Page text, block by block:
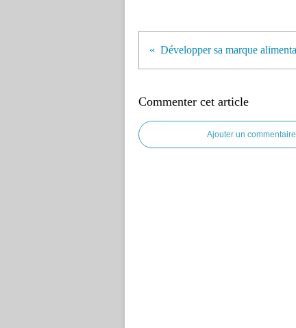
Commenter cet article
Ajouter un commentaire